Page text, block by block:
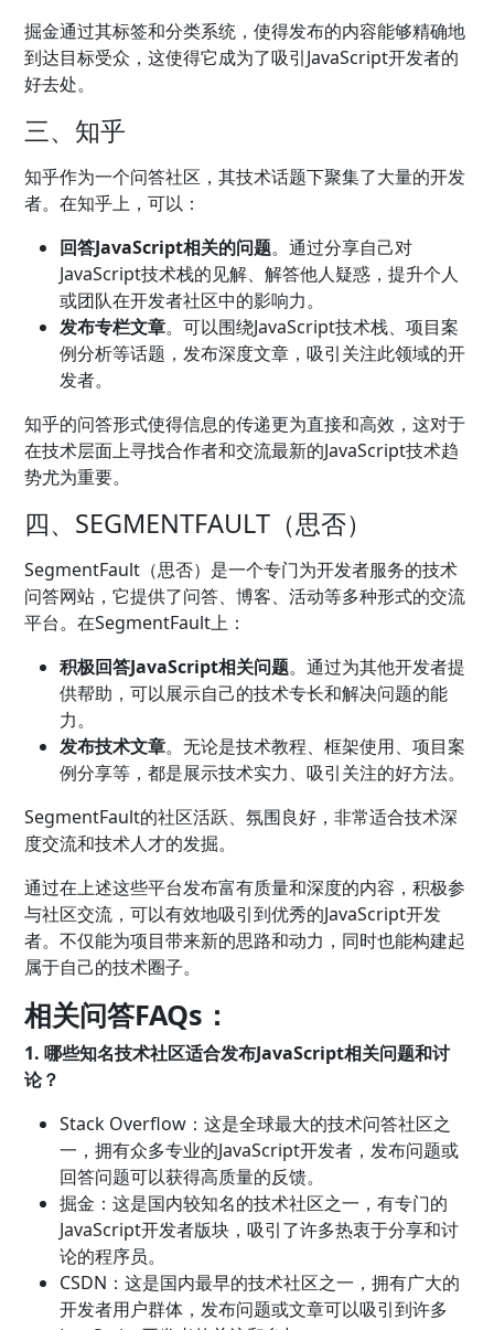
掘金通过其标签和分类系统，使得发布的内容能够精确地
到达目标受众，这使得它成为了吸引JavaScript开发者的
好去处。
三、知乎
知乎作为一个问答社区，其技术话题下聚集了大量的开发
者。在知乎上，可以：
回答JavaScript相关的问题。通过分享自己对
JavaScript技术栈的见解、解答他人疑惑，提升个人
或团队在开发者社区中的影响力。
发布专栏文章。可以围绕JavaScript技术栈、项目案
例分析等话题，发布深度文章，吸引关注此领域的开
发者。
知乎的问答形式使得信息的传递更为直接和高效，这对于
在技术层面上寻找合作者和交流最新的JavaScript技术趋
势尤为重要。
四、SEGMENTFAULT（思否）
SegmentFault（思否）是一个专门为开发者服务的技术
问答网站，它提供了问答、博客、活动等多种形式的交流
平台。在SegmentFault上：
积极回答JavaScript相关问题。通过为其他开发者提
供帮助，可以展示自己的技术专长和解决问题的能
力。
发布技术文章。无论是技术教程、框架使用、项目案
例分享等，都是展示技术实力、吸引关注的好方法。
SegmentFault的社区活跃、氛围良好，非常适合技术深
度交流和技术人才的发掘。
通过在上述这些平台发布富有质量和深度的内容，积极参
与社区交流，可以有效地吸引到优秀的JavaScript开发
者。不仅能为项目带来新的思路和动力，同时也能构建起
属于自己的技术圈子。
相关问答FAQs：
1. 哪些知名技术社区适合发布JavaScript相关问题和讨
论？
Stack Overflow：这是全球最大的技术问答社区之
一，拥有众多专业的JavaScript开发者，发布问题或
回答问题可以获得高质量的反馈。
掘金：这是国内较知名的技术社区之一，有专门的
JavaScript开发者版块，吸引了许多热衷于分享和讨
论的程序员。
CSDN：这是国内最早的技术社区之一，拥有广大的
开发者用户群体，发布问题或文章可以吸引到许多